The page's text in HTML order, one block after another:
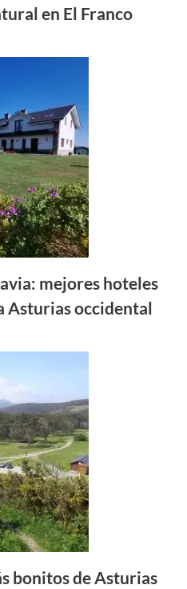
en El Franco
mejores hoteles
Asturias occidental
bonitos de Asturias